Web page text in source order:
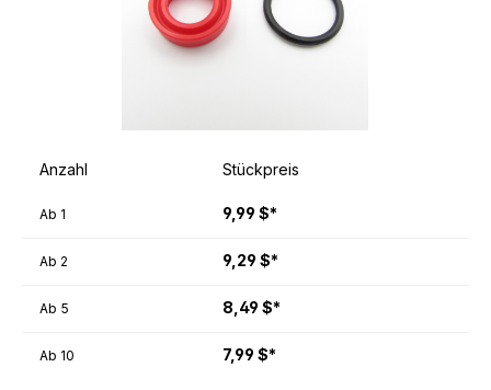
Anzahl Stückpreis
Ab 1 9,99 $*
Ab 2 9,29 $*
Ab 5 8,49 $*
Ab 10 7,99 $*